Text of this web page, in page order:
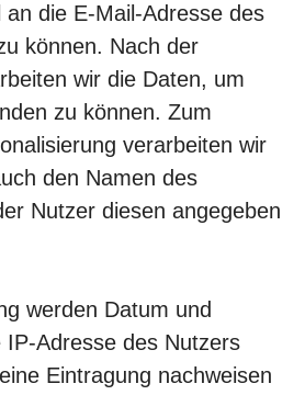
an die E-Mail-Adresse des
können. Nach der
wir die Daten, um
zu können. Zum
verarbeiten wir
den Namen des
Nutzer diesen angegeben
werden Datum und
IP-Adresse des Nutzers
Eintragung nachweisen